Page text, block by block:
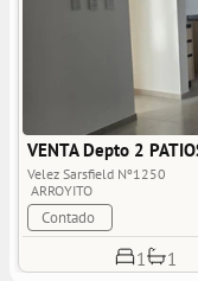
VENTA Depto 2
Velez Sarsfield Nº1250
ARROYITO
Contado
1 1